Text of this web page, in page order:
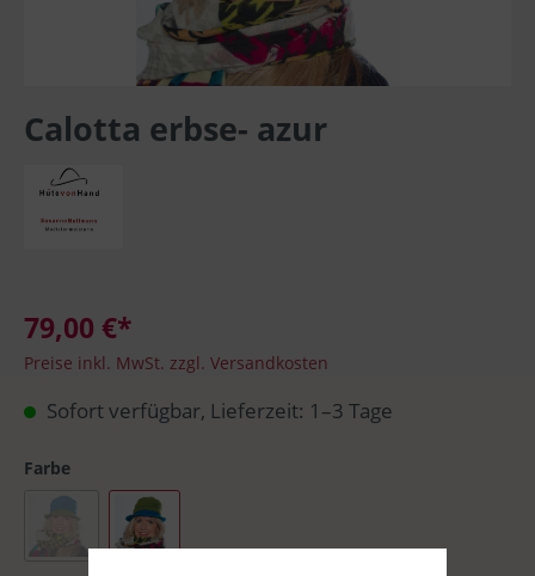
Calotta erbse- azur
79,00 €*
Preise inkl. MwSt. zzgl. Versandkosten
Sofort verfügbar, Lieferzeit: 1–3 Tage
Farbe